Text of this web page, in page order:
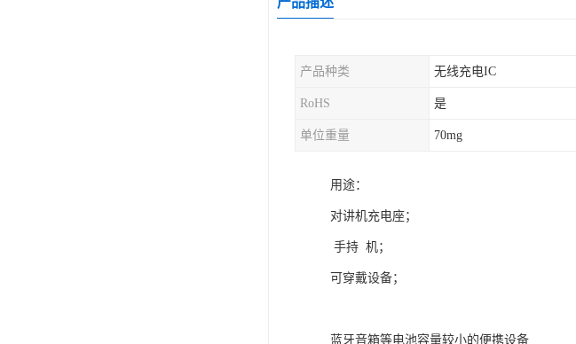
产品种类 无线充电IC
RoHS 是
单位重量 70mg
用途：
对讲机充电座；
手持 机；
可穿戴设备；
蓝牙音箱等电池容量较小的便携设备